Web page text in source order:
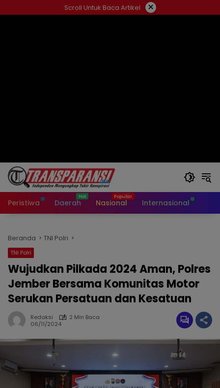
ke
Scroll Untuk Baca Artikel ×
Peristiwa Daerah Nasional Internasional
Beranda TNI Polri
TNI Polri
Wujudkan Pilkada 2024 Aman, Polres
Jember Bersama Komunitas Motor
Serukan Persatuan dan Kesatuan
Redaksi
2 Min Baca
06/11/2024